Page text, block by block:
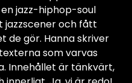
en jazz-hiphop-soul
och fått
de gör. Hanna skriver
som varvas
Innehållet är tänkvärt,